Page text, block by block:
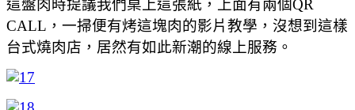
這盤肉時提議我們桌上這張紙，上面有兩個QR
CALL，一掃便有烤這塊肉的影片教學，沒想到這樣
台式燒肉店，居然有如此新潮的線上服務。